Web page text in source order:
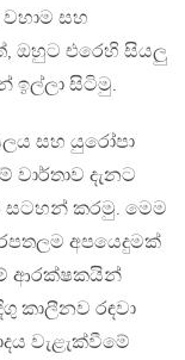
සහ
ඔහුට එරෙහි සියලු
ඉල්ලා සිටිමු.
සහ යුරෝපා
දැනට
කරමු. මෙම
අපයෙදුමක්
ආරක්ෂකයින්
කාලීනව රඳවා
වැළැක්වීමේ